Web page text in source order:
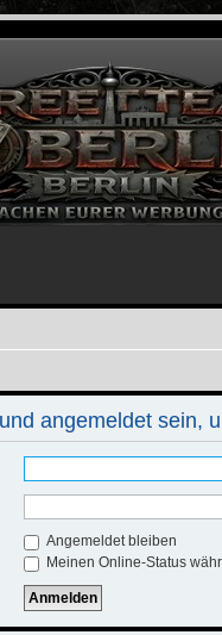
angemeldet sein,
Angemeldet bleiben
Meinen Online-Status